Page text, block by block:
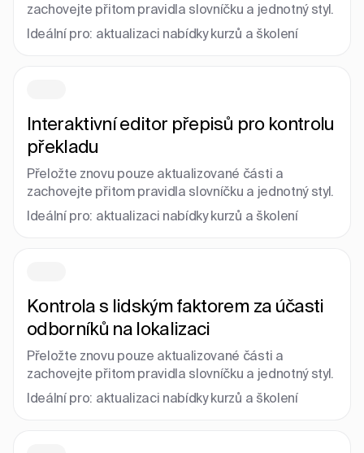
zachovejte přitom pravidla slovníčku a jednotný styl.
Ideální pro: aktualizaci nabídky kurzů a školení
Interaktivní editor přepisů pro kontrolu
překladu
Přeložte znovu pouze aktualizované části a
zachovejte přitom pravidla slovníčku a jednotný styl.
Ideální pro: aktualizaci nabídky kurzů a školení
Kontrola s lidským faktorem za účasti
odborníků na lokalizaci
Přeložte znovu pouze aktualizované části a
zachovejte přitom pravidla slovníčku a jednotný styl.
Ideální pro: aktualizaci nabídky kurzů a školení